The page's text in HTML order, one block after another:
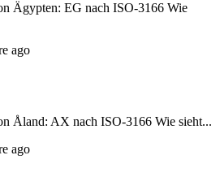
Ägypten: EG nach ISO-3166 Wie
ago
Åland: AX nach ISO-3166 Wie sieht...
ago